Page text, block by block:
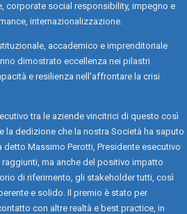
corporate social responsibility, impegno e
internazionalizzazione.
accademico e imprenditoriale
dimostrato eccellenza nei pilastri
e resilienza nell'affrontare la crisi
tra le aziende vincitrici di questo così
dedizione che la nostra Società ha saputo
Massimo Perotti, Presidente esecutivo
ma anche del positivo impatto
di riferimento, gli stakeholder tutti, così
e solido. Il premio è stato per
con altre realtà e best practice, in